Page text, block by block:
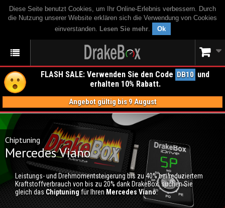
Diese Seite benutzt Cookies, um Ihr Online-Erlebnis verbessern. Durch
die Nutzung unserer Website erklären sich die Verwendung von Cookies
einverstanden. Lesen Sie mehr. Ok
FLASH SALE: Verwenden Sie den Code DB10 und
erhalten 10% Rabatt.
Angebot gültig bis 9 August
Chiptuning
Mercedes Viano
Leistungs- und Drehmomentsteigerung bis zu 40% bei reduziertem
Kraftstoffverbrauch von bis zu 20% dank DrakeBox; suchen Sie
gleich das Chiptuning für Ihren Mercedes Viano.